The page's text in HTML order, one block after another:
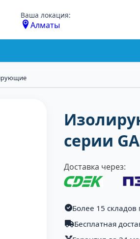
Ваша локация:
Алматы
серии
Доставка через:
Более 15 складов
Бесплатная